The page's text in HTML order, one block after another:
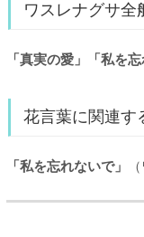
ワスレナグサ全
「真実の愛」「私を忘
花言葉に関連す
「私を忘れないで」